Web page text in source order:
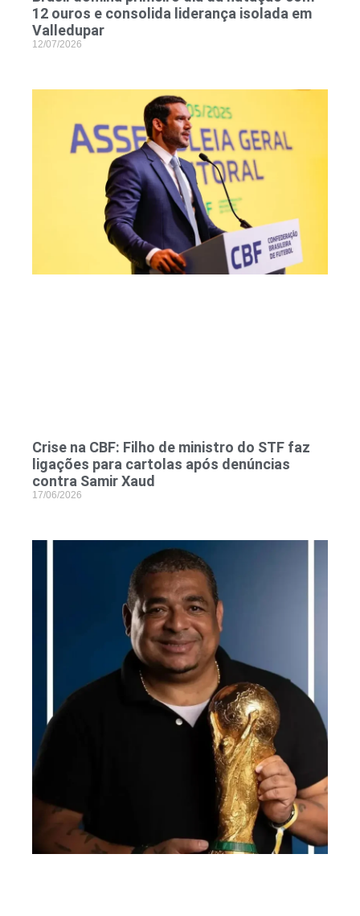
12 ouros e consolida liderança isolada em
Valledupar
12/07/2026
Crise na CBF: Filho de ministro do STF faz
ligações para cartolas após denúncias
contra Samir Xaud
17/06/2026